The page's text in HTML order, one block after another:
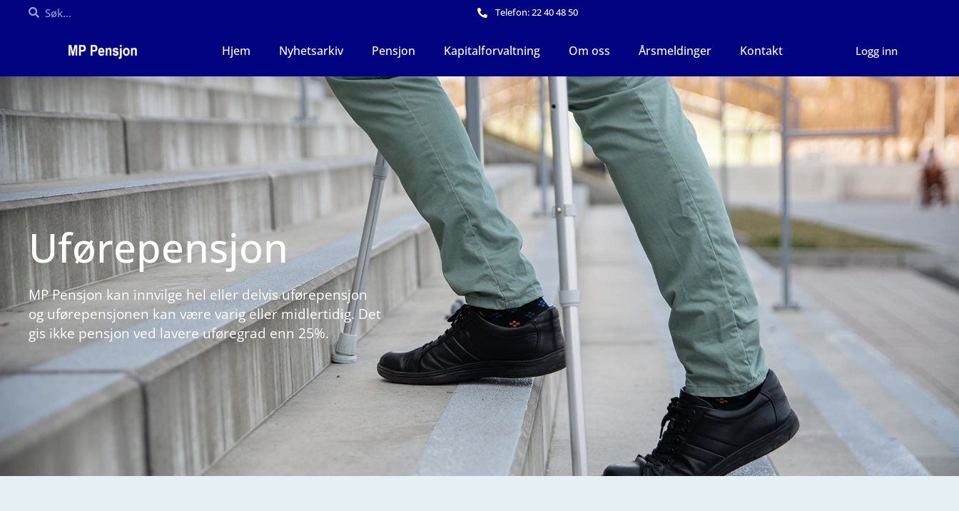
Telefon: 22 40 48 50
Hjem Nyhetsarkiv Pensjon Kapitalforvaltning Om oss Årsmeldinger Kontakt Logg inn
Uførepensjon​
MP Pensjon kan innvilge hel eller delvis uførepensjon
og uførepensjonen kan være varig eller midlertidig. Det
gis ikke pensjon ved lavere uføregrad enn 25%.